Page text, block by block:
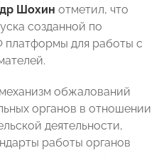
Шохин отметил, что
созданной по
платформы для работы с
обжалований
органов в отношении
деятельности,
работы органов